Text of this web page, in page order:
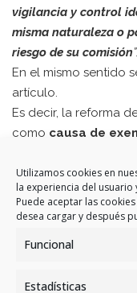
Utilizamos cookies en
la experiencia del usuario
Puede aceptar las
desea cargar y después
Funcional
Estadísticas
vigilancia y control
misma naturaleza o
riesgo de su comisión”.
En el mismo sentido
artículo.
Es decir, la reforma
como causa de
prevención o “
Roberto Glez. Martín
Abogado. Director